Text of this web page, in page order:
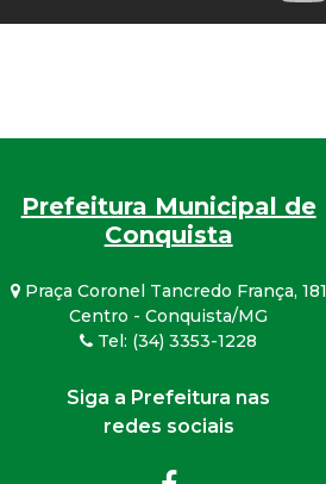
Prefeitura Municipal de
Conquista
Praça Coronel Tancredo França, 181
Centro - Conquista/MG
Tel: (34) 3353-1228
Siga a Prefeitura nas
redes sociais